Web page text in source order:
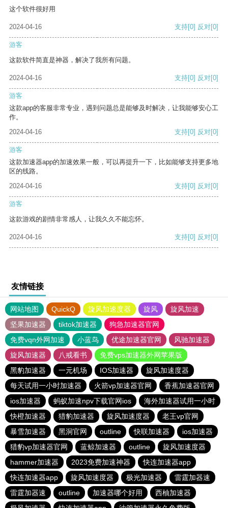
这个软件很好用
2024-04-16 支持[0] 反对[0]
游客
这款软件简直是神器，解决了我所有问题。
2024-04-16 支持[0] 反对[0]
游客
这款app的客服非常专业，遇到问题总是能够及时解决，让我能够安心工
作。
2024-04-16
支持[0] 反对[0]
游客
这款加速器app的加速效果一般，可以再提升一下，比如能够支持更多地
区的线路。
2024-04-16
支持[0] 反对[0]
游客
这款游戏的剧情非常感人，让我久久不能忘怀。
2024-04-16 支持[0] 反对[0]
友情链接
网站地图 QuickQ 旋风加速度器 旋风
旋风加速
坚果加速器
tiktok加速器
狗急加速器官网
免费vqn外网加速
小蓝鸟 优途加速器官网
风驰加速器
旋风加速器
八戒看书
免费vps加速器外网苹果版
黑豹加速器
一元机场 IOS加速器
旋风加速度器
每天试用一小时加速器
火箭vp加速器官网
香蕉加速器官网
ios加速器
蚂蚁加速npv下载官网ios
海外加速器试用一小时
快橙加速器
猎豹加速器 旋风加速度器
老王vp官网
暴雪加速器
黑洞官网 outline 快联加速器
ios加速器
猎豹vp加速器官网
蓝鲸加速器 outline
旋风加速度器
hammer加速器
2023免费加速神器
快连加速器app
快连加速器app
旋风加速度器 极光加速器
雷霆加器速
雷霆加器速
outline 加速器哪个好用
西柚加速器